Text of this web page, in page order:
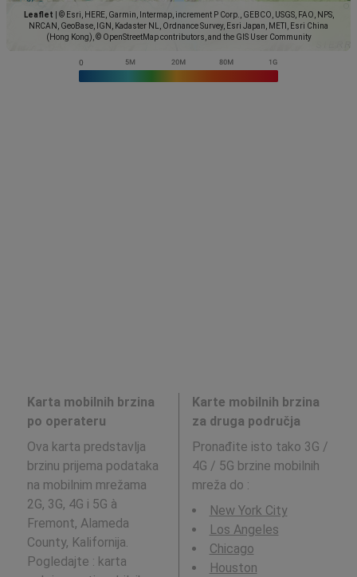
Leaflet
© Esri, HERE, Garmin, Intermap, increment P Corp., GEBCO, USGS, FAO, NPS,
NRCAN, GeoBase, IGN, Kadaster NL, Ordnance Survey, Esri Japan, METI, Esri China
(Hong Kong), © OpenStreetMap contributors, and the GIS User Community
Karta mobilnih brzina
po operateru
Ova karta predstavlja
brzinu prijema podataka
na mobilnim mrežama
2G, 3G, 4G i 5G à
Fremont, Alameda
County, Kalifornija.
Pogledajte : karta
Karte mobilnih brzina
za druga područja
Pronađite isto tako 3G /
4G / 5G brzine mobilnih
mreža do :
New York City
Los Angeles
Chicago
Houston